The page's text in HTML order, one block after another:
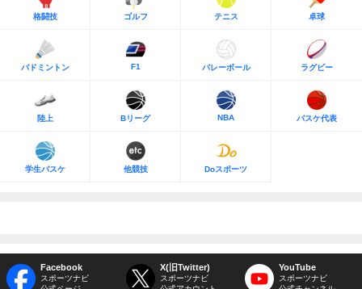
格闘技 ゴルフ テニス 卓球
バドミントン F1 バレーボール ラグビー
陸上 Bリーグ NBA バスケ代表
学生バスケ 他競技 Doスポーツ
Facebook
スポーツナビ
X(旧Twitter)
スポーツナビ
YouTube
スポーツナビ